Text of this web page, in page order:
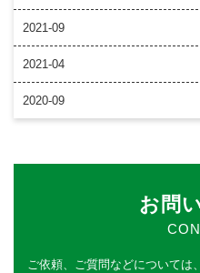
2021-09
2021-04
2020-09
お問
ご依頼、ご質問などについては、